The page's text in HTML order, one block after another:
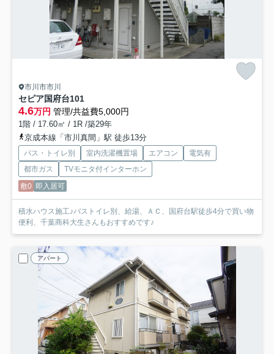
市川市市川
セピア国府台101
4.6万円 管理/共益費5,000円
1階 / 17.60㎡ / 1R /築29年
京成本線「市川真間」駅 徒歩13分
バス・トイレ別 室内洗濯機置場 エアコン
電気有
都市ガス
TVモニタ付インターホン
敷0 即入居可
積水ハウス施工♪バストイレ別、給湯、ＡＣ、国府台駅徒歩4分で買い物
便利、千葉商科大生さんもおすすめです♪
アパート